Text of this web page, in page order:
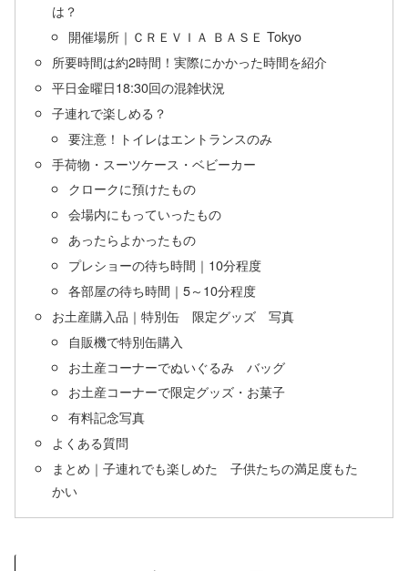
は？
開催場所｜ＣＲＥＶＩＡ ＢＡＳＥ Tokyo
所要時間は約2時間！実際にかかった時間を紹介
平日金曜日18:30回の混雑状況
子連れで楽しめる？
要注意！トイレはエントランスのみ
手荷物・スーツケース・ベビーカー
クロークに預けたもの
会場内にもっていったもの
あったらよかったもの
プレショーの待ち時間｜10分程度
各部屋の待ち時間｜5～10分程度
お土産購入品｜特別缶 限定グッズ 写真
自販機で特別缶購入
お土産コーナーでぬいぐるみ バッグ
お土産コーナーで限定グッズ・お菓子
有料記念写真
よくある質問
まとめ｜子連れでも楽しめた 子供たちの満足度もた
かい